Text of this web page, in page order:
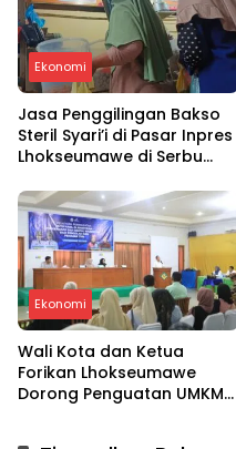
Ekonomi
Jasa Penggilingan Bakso
Steril Syari’i di Pasar Inpres
Lhokseumawe di Serbu
Ekonomi
Wali Kota dan Ketua
Forikan Lhokseumawe
Dorong Penguatan UMKM